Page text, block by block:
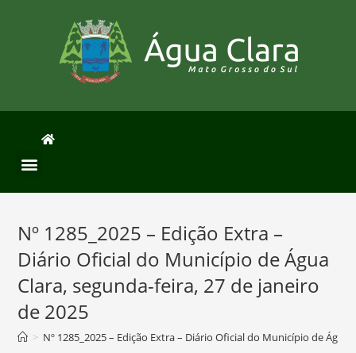
Nº 1285_2025 – Edição Extra –
Diário Oficial do Município de Água
Clara, segunda-feira, 27 de janeiro
de 2025
> Nº 1285_2025 – Edição Extra – Diário Oficial do Município de